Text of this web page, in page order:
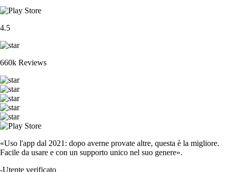
4.5
660k Reviews
«Uso l'app dal 2021: dopo averne provate altre, questa è la migliore.
Facile da usare e con un supporto unico nel suo genere».
-Utente verificato